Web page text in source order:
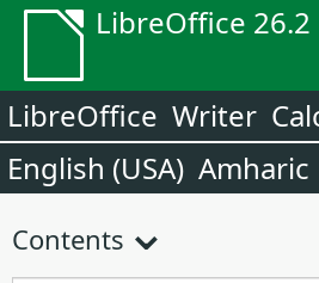
LibreOffice 26.2
LibreOffice Writer
English (USA) Amharic
Contents